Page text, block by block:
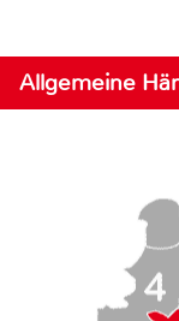
Allgemeine